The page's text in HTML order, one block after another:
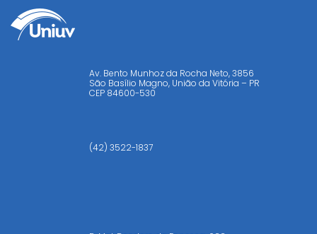
Av. Bento Munhoz da Rocha Neto, 3856
São Basílio Magno, União da Vitória – PR
CEP 84600-530
(42) 3522-1837